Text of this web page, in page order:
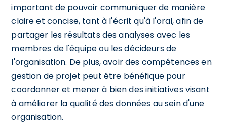
important de pouvoir communiquer de manière
claire et concise, tant à l'écrit qu'à l'oral, afin de
partager les résultats des analyses avec les
membres de l'équipe ou les décideurs de
l'organisation. De plus, avoir des compétences en
gestion de projet peut être bénéfique pour
coordonner et mener à bien des initiatives visant
à améliorer la qualité des données au sein d'une
organisation.